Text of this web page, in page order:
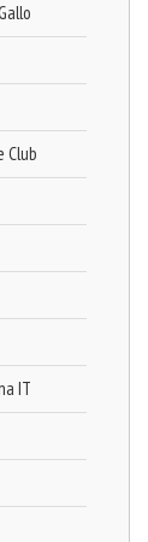
Club
IT